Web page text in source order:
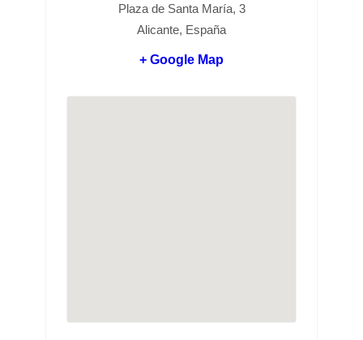
Plaza de Santa María, 3
Alicante, España
+ Google Map